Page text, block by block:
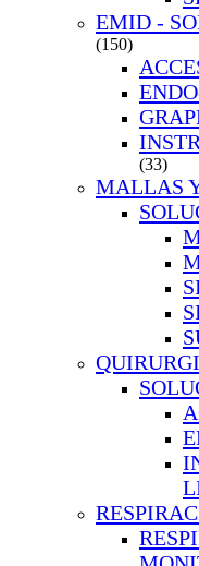
EMID -
(150)
(33)
MALLAS